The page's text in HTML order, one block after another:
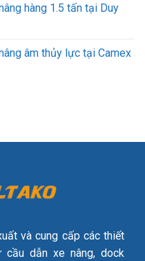
hàng 1.5 tấn tại Duy
âm thủy lực tại Camex
và cung cấp các thiết
cầu dẫn xe nâng, dock